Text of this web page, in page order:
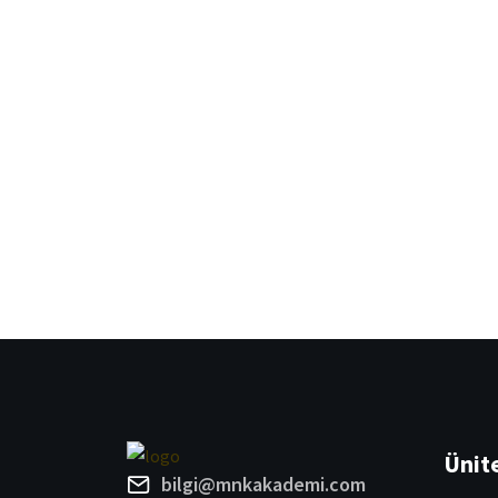
bilgi@mnkakademi.com